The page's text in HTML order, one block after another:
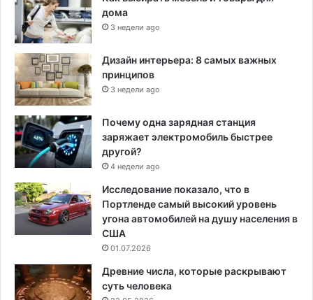
дома
3 недели ago
Дизайн интерьера: 8 самых важных
принципов
3 недели ago
Почему одна зарядная станция
заряжает электромобиль быстрее
другой?
4 недели ago
Исследование показало, что в
Портленде самый высокий уровень
угона автомобилей на душу населения в
США
01.07.2026
Древние числа, которые раскрывают
суть человека